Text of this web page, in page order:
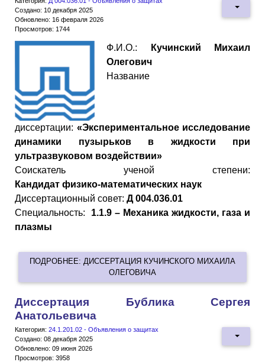
Создано: 10 декабря 2025
Обновлено: 16 февраля 2026
Просмотров: 1744
Ф.И.О.:
Кучинский Михаил
Олегович
Название
диссертации: «Экспериментальное исследование
динамики пузырьков в жидкости при
ультразвуковом воздействии»
Cоискатель ученой степени:
Кандидат физико-математических наук
Диссертационный совет: Д 004.036.01
Специальность: 1.1.9 – Механика жидкости, газа и
плазмы
ПОДРОБНЕЕ: ДИССЕРТАЦИЯ КУЧИНСКОГО МИХАИЛА
ОЛЕГОВИЧА
Диссертация Бублика Сергея
Анатольевича
Категория: 24.1.201.02 - Объявления о защитах
Создано: 08 декабря 2025
Обновлено: 09 июня 2026
Просмотров: 3958